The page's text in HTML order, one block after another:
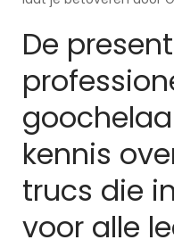
De
kennis
trucs die
voor alle